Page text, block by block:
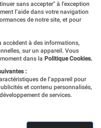
sans accepter" à l’exception
l’aide dans votre navigation
de notre site, et pour
à des informations,
sur un appareil. Vous
dans la Politique Cookies.
:
de l’appareil pour
et contenu personnalisés,
de services.